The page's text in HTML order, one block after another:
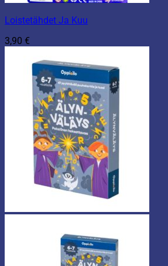
Loistetähdet Ja Kuu
3,90 €